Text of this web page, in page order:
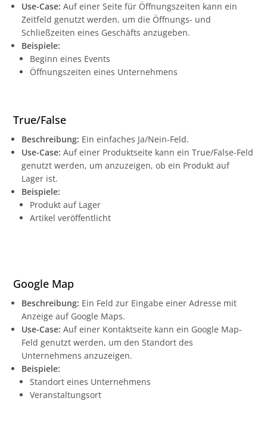
Use-Case: Auf einer Seite für Öffnungszeiten kann ein
Zeitfeld genutzt werden, um die Öffnungs- und
Schließzeiten eines Geschäfts anzugeben.
Beispiele:
Beginn eines Events
Öffnungszeiten eines Unternehmens
True/False
Beschreibung: Ein einfaches Ja/Nein-Feld.
Use-Case: Auf einer Produktseite kann ein True/False-Feld
genutzt werden, um anzuzeigen, ob ein Produkt auf
Lager ist.
Beispiele:
Produkt auf Lager
Artikel veröffentlicht
Google Map
Beschreibung: Ein Feld zur Eingabe einer Adresse mit
Anzeige auf Google Maps.
Use-Case: Auf einer Kontaktseite kann ein Google Map-
Feld genutzt werden, um den Standort des
Unternehmens anzuzeigen.
Beispiele:
Standort eines Unternehmens
Veranstaltungsort